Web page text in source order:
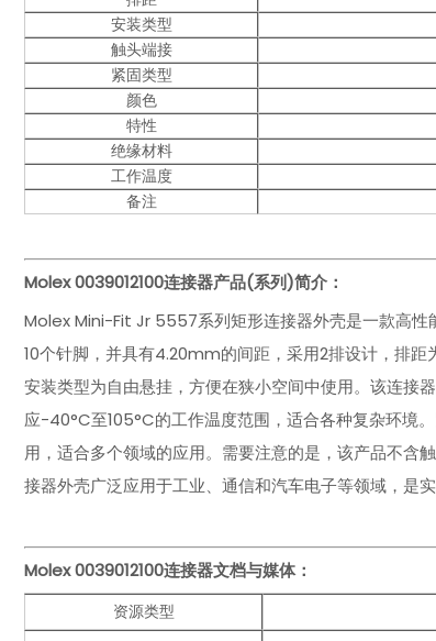
安装类型
触头端接
紧固类型
颜色
特性
绝缘材料
工作温度
备注
Molex 0039012100连接器产品(系列)简介：
Molex Mini-Fit Jr 5557系列矩形连接器外壳是一款高性
10个针脚，并具有4.20mm的间距，采用2排设计，排
安装类型为自由悬挂，方便在狭小空间中使用。该连接
应-40°C至105°C的工作温度范围，适合各种复杂环境
用，适合多个领域的应用。需要注意的是，该产品不
接器外壳广泛应用于工业、通信和汽车电子等领域，是
Molex 0039012100连接器文档与媒体：
资源类型